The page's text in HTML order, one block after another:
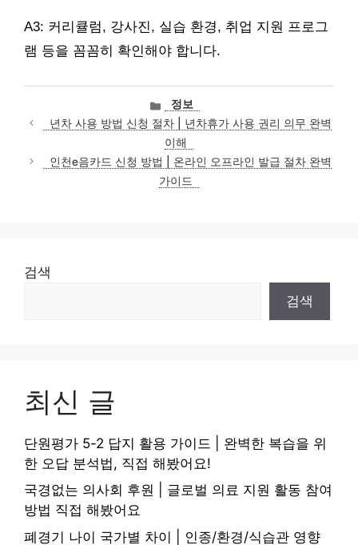
A3: 커리큘럼, 강사진, 실습 환경, 취업 지원 프로그
램 등을 꼼꼼히 확인해야 합니다.
카
테
고
리
정보
년차 사용 방법 신청 절차 | 년차휴가 사용 권리 의무 완벽
이해
인천e음카드 신청 방법 | 온라인 오프라인 발급 절차 완벽
가이드
검색
검색
최신 글
단원평가 5-2 답지 활용 가이드 | 완벽한 복습을 위
한 오답 분석법, 직접 해봤어요!
국경없는 의사회 후원 | 글로벌 의료 지원 활동 참여
방법 직접 해봤어요
폐경기 나이 국가별 차이 | 인종/환경/식습관 영향